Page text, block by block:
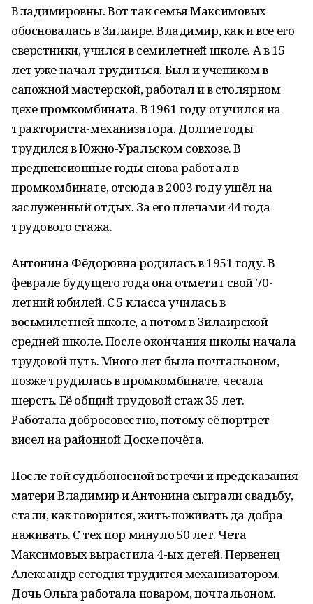
Владимировны. Вот так семья Максимовых
обосновалась в Зилаире. Владимир, как и все его
сверстники, учился в семилетней школе. А в 15
лет уже начал трудиться. Был и учеником в
сапожной мастерской, работал и в столярном
цехе промкомбината. В 1961 году отучился на
тракториста-механизатора. Долгие годы
трудился в Южно-Уральском совхозе. В
предпенсионные годы снова работал в
промкомбинате, отсюда в 2003 году ушёл на
заслуженный отдых. За его плечами 44 года
трудового стажа.
Антонина Фёдоровна родилась в 1951 году. В
феврале будущего года она отметит свой 70-
летний юбилей. С 5 класса училась в
восьмилетней школе, а потом в Зилаирской
средней школе. После окончания школы начала
трудовой путь. Много лет была почтальоном,
позже трудилась в промкомбинате, чесала
шерсть. Её общий трудовой стаж 35 лет.
Работала добросовестно, потому её портрет
висел на районной Доске почёта.
После той судьбоносной встречи и предсказания
матери Владимир и Антонина сыграли свадьбу,
стали, как говорится, жить-поживать да добра
наживать. С тех пор минуло 50 лет. Чета
Максимовых вырастила 4-ых детей. Первенец
Александр сегодня трудится механизатором.
Дочь Ольга работала поваром, почтальоном.